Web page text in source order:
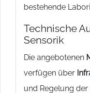
bestehende
Technische
Sensorik
Die angebotenen
verfügen über
und Regelung der